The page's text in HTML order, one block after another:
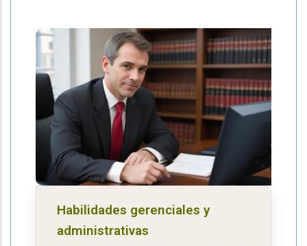
Habilidades gerenciales y
administrativas